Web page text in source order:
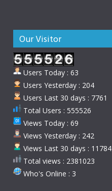
Our Visitor
Users Today : 63
Users Yesterday : 204
Users Last 30 days : 7761
Total Users : 555526
Views Today : 69
Views Yesterday : 242
Views Last 30 days : 11784
Total views : 2381023
Who's Online : 3